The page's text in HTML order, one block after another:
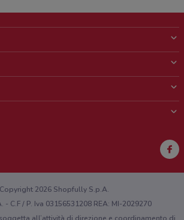
marketing
sul web o sull'app?
2026 Shopfully S.p.A.
- C.F / P. Iva 03156531208 REA: MI-2029270